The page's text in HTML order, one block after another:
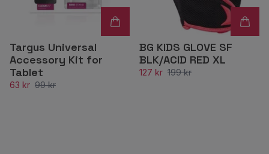
Targus Universal
Accessory Kit for
Tablet
63 kr 99 kr
BG KIDS GLOVE SF
BLK/ACID RED XL
127 kr 199 kr